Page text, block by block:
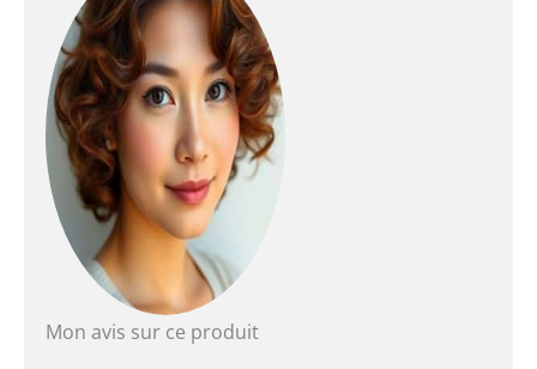
[Puissance optimale pour
chaque partie du corps]
Avec Skin-Protection LITE,
une technologie
professionnelle qui
assure un traitement
doux de tout le corps en
Royaume-Uni
Mon avis sur ce produit